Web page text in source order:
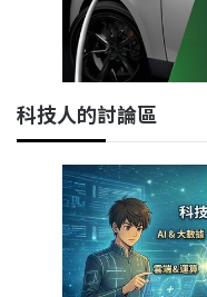
科技人的討論區